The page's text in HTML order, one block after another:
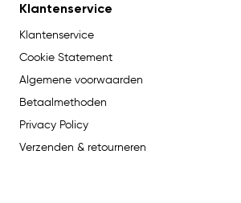
Klantenservice
Klantenservice
Cookie Statement
Algemene voorwaarden
Betaalmethoden
Privacy Policy
Verzenden & retourneren